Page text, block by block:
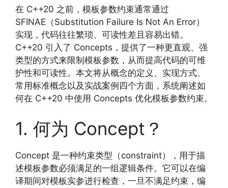
在 C++20 之前，模板参数约束通常通过
SFINAE（Substitution Failure Is Not An Error）
实现，代码往往繁琐、可读性差且容易出错。
C++20 引入了 Concepts，提供了一种更直观、强
类型的方式来限制模板参数，从而提高代码的可维
护性和可读性。本文将从概念的定义、实现方式、
常用标准概念以及实战案例四个方面，系统阐述如
何在 C++20 中使用 Concepts 优化模板参数约束。
1. 何为 Concept？
Concept 是一种约束类型（constraint），用于描
述模板参数必须满足的一组逻辑条件。它可以在编
译期间对模板实参进行检查，一旦不满足约束，编